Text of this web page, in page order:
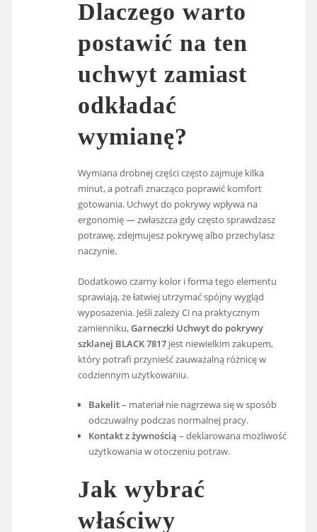
Dlaczego warto
postawić na ten
uchwyt zamiast
odkładać
wymianę?
Wymiana drobnej części często zajmuje kilka
minut, a potrafi znacząco poprawić komfort
gotowania. Uchwyt do pokrywy wpływa na
ergonomię — zwłaszcza gdy często sprawdzasz
potrawę, zdejmujesz pokrywę albo przechylasz
naczynie.
Dodatkowo czarny kolor i forma tego elementu
sprawiają, że łatwiej utrzymać spójny wygląd
wyposażenia. Jeśli zależy Ci na praktycznym
zamienniku,Garneczki Uchwyt do pokrywy
szklanej BLACK 7817 jest niewielkim zakupem,
który potrafi przynieść zauważalną różnicę w
codziennym użytkowaniu.
Bakelit– materiał nie nagrzewa się w sposób
odczuwalny podczas normalnej pracy.
Kontakt z żywnością – deklarowana możliwość
użytkowania w otoczeniu potraw.
Jak wybrać
właściwy